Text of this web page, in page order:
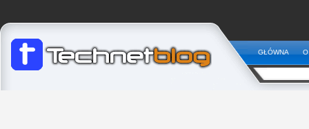
GŁÓWNA